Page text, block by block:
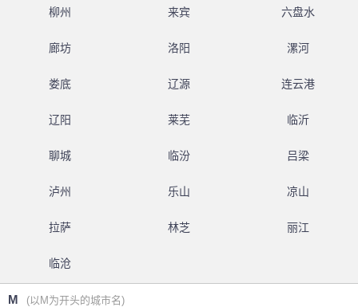
柳州 来宾 六盘水
廊坊 洛阳 漯河
娄底 辽源 连云港
辽阳 莱芜 临沂
聊城 临汾 吕梁
泸州 乐山 凉山
拉萨 林芝 丽江
临沧
M (以M为开头的城市名)